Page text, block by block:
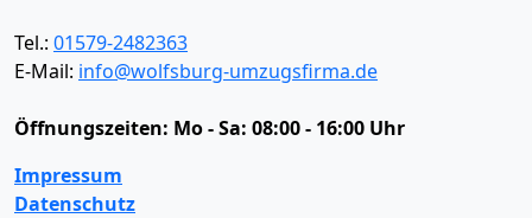
Tel.: 01579-2482363
E-Mail: info@wolfsburg-umzugsfirma.de
Öffnungszeiten: Mo - Sa: 08:00 - 16:00 Uhr
Impressum
Datenschutz